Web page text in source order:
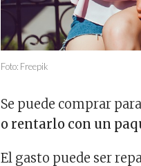
Foto: Freepik
Se puede comprar
o rentarlo con un
El gasto puede ser